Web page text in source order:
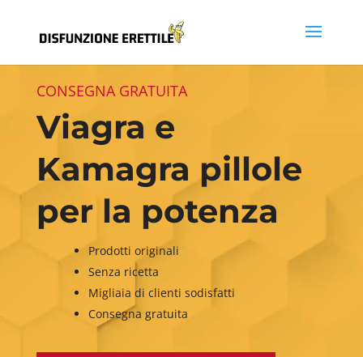
CONSEGNA GRATUITA
Viagra e
Kamagra pillole
per la potenza
Prodotti originali
Senza ricetta
Migliaia di clienti sodisfatti
Consegna gratuita